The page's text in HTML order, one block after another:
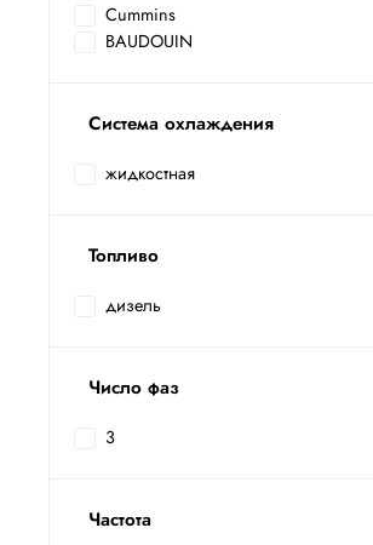
Cummins
BAUDOUIN
Система охлаждения
жидкостная
Топливо
дизель
Число фаз
3
Частота